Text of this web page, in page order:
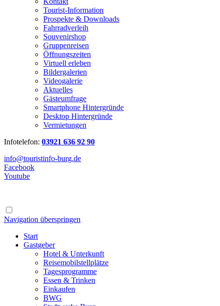
Tourist-Information
Prospekte & Downloads
Fahrradverleih
Souvenirshop
Gruppenreisen
Öffnungszeiten
Virtuell erleben
Bildergalerien
Videogalerie
Aktuelles
Gästeumfrage
Smartphone Hintergründe
Desktop Hintergründe
Vermietungen
Infotelefon: 03921 636 92 90
info@touristinfo-burg.de
Facebook
Youtube
Navigation überspringen
Start
Gastgeber
Hotel & Unterkunft
Reisemobilstellplätze
Tagesprogramme
Essen & Trinken
Einkaufen
BWG